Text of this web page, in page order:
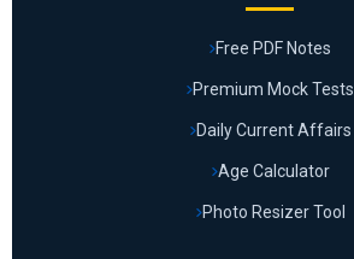
Free PDF Notes
Premium Mock Tests
Daily Current Affairs
Age Calculator
Photo Resizer Tool